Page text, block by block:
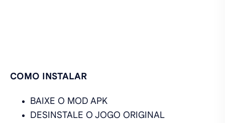
COMO INSTALAR
BAIXE O MOD APK
DESINSTALE O JOGO ORIGINAL